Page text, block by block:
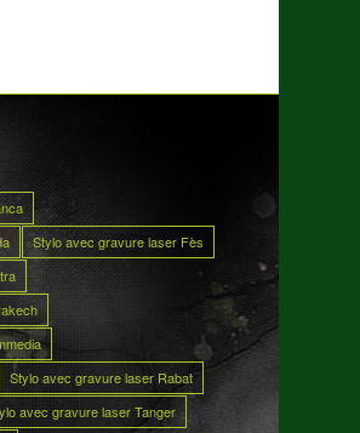
Stylo avec gravure laser Fès
Stylo avec gravure laser Rabat
avec gravure laser Tanger